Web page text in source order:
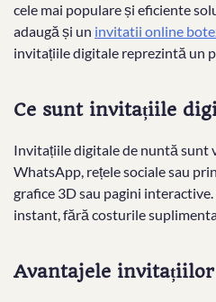
cele mai populare și eficiente
adaugă și un invitatii online
invitațiile digitale reprezintă un
Ce sunt invitațiile
Invitațiile digitale de nuntă sunt
WhatsApp, rețele sociale sau
grafice 3D sau pagini
instant, fără costurile
Avantajele